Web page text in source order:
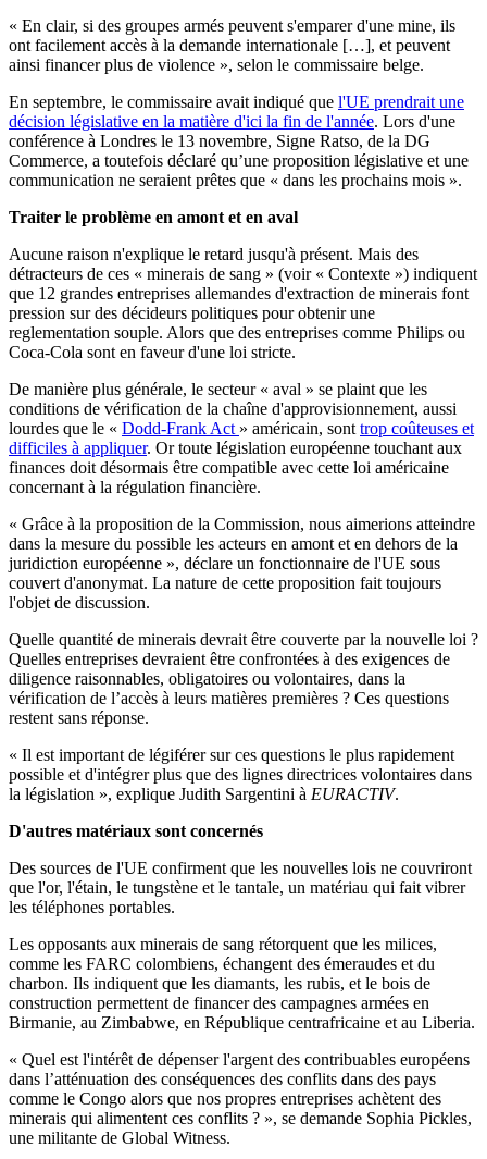
« En clair, si des groupes armés peuvent s'emparer d'une mine, ils
ont facilement accès à la demande internationale […], et peuvent
ainsi financer plus de violence », selon le commissaire belge.
En septembre, le commissaire avait indiqué que l'UE prendrait une
décision législative en la matière d'ici la fin de l'année. Lors d'une
conférence à Londres le 13 novembre, Signe Ratso, de la DG
Commerce, a toutefois déclaré qu’une proposition législative et une
communication ne seraient prêtes que « dans les prochains mois ».
Traiter le problème en amont et en aval
Aucune raison n'explique le retard jusqu'à présent. Mais des
détracteurs de ces « minerais de sang » (voir « Contexte ») indiquent
que 12 grandes entreprises allemandes d'extraction de minerais font
pression sur des décideurs politiques pour obtenir une
reglementation souple. Alors que des entreprises comme Philips ou
Coca-Cola sont en faveur d'une loi stricte.
De manière plus générale, le secteur « aval » se plaint que les
conditions de vérification de la chaîne d'approvisionnement, aussi
lourdes que le « Dodd-Frank Act » américain, sont trop coûteuses et
difficiles à appliquer. Or toute législation européenne touchant aux
finances doit désormais être compatible avec cette loi américaine
concernant à la régulation financière.
« Grâce à la proposition de la Commission, nous aimerions atteindre
dans la mesure du possible les acteurs en amont et en dehors de la
juridiction européenne », déclare un fonctionnaire de l'UE sous
couvert d'anonymat. La nature de cette proposition fait toujours
l'objet de discussion.
Quelle quantité de minerais devrait être couverte par la nouvelle loi ?
Quelles entreprises devraient être confrontées à des exigences de
diligence raisonnables, obligatoires ou volontaires, dans la
vérification de l’accès à leurs matières premières ? Ces questions
restent sans réponse.
« Il est important de légiférer sur ces questions le plus rapidement
possible et d'intégrer plus que des lignes directrices volontaires dans
la législation », explique Judith Sargentini à EURACTIV.
D'autres matériaux sont concernés
Des sources de l'UE confirment que les nouvelles lois ne couvriront
que l'or, l'étain, le tungstène et le tantale, un matériau qui fait vibrer
les téléphones portables.
Les opposants aux minerais de sang rétorquent que les milices,
comme les FARC colombiens, échangent des émeraudes et du
charbon. Ils indiquent que les diamants, les rubis, et le bois de
construction permettent de financer des campagnes armées en
Birmanie, au Zimbabwe, en République centrafricaine et au Liberia.
« Quel est l'intérêt de dépenser l'argent des contribuables européens
dans l’atténuation des conséquences des conflits dans des pays
comme le Congo alors que nos propres entreprises achètent des
minerais qui alimentent ces conflits ? », se demande Sophia Pickles,
une militante de Global Witness.